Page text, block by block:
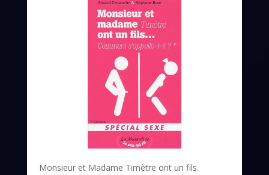
Monsieur et Madame Timètre ont un fils.